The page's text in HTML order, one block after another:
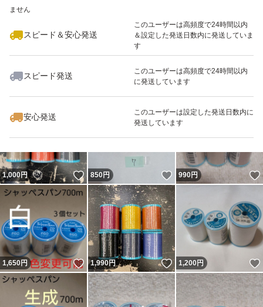
ません
スピード＆安心発送
このユーザーは高頻度で24時間以内
＆設定した発送日数内に発送していま
す
スピード発送
このユーザーは高頻度で24時間以内
に発送しています
安心発送
このユーザーは設定した発送日数内に
発送しています
いいね！
1,440
1,000円 いいね！
850円 いいね！
990円
1,650円 いいね！
1,990円 いいね！
1,200円